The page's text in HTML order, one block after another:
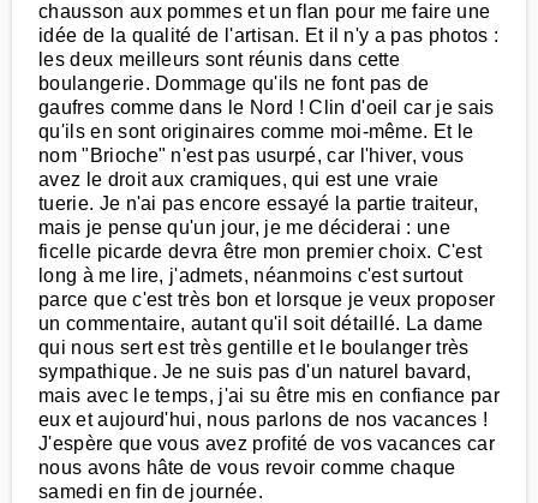
chausson aux pommes et un flan pour me faire une
idée de la qualité de l'artisan. Et il n'y a pas photos :
les deux meilleurs sont réunis dans cette
boulangerie. Dommage qu'ils ne font pas de
gaufres comme dans le Nord ! Clin d'oeil car je sais
qu'ils en sont originaires comme moi-même. Et le
nom "Brioche" n'est pas usurpé, car l'hiver, vous
avez le droit aux cramiques, qui est une vraie
tuerie. Je n'ai pas encore essayé la partie traiteur,
mais je pense qu'un jour, je me déciderai : une
ficelle picarde devra être mon premier choix. C'est
long à me lire, j'admets, néanmoins c'est surtout
parce que c'est très bon et lorsque je veux proposer
un commentaire, autant qu'il soit détaillé. La dame
qui nous sert est très gentille et le boulanger très
sympathique. Je ne suis pas d'un naturel bavard,
mais avec le temps, j'ai su être mis en confiance par
eux et aujourd'hui, nous parlons de nos vacances !
J'espère que vous avez profité de vos vacances car
nous avons hâte de vous revoir comme chaque
samedi en fin de journée.